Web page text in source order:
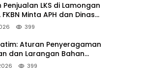
Penjualan LKS di Lamongan
Minta APH dan Dinas
Bertindak Tegas.
399
Aturan Penyeragaman
dan Larangan Bahan
Berpotensi Ganggu Industri
399